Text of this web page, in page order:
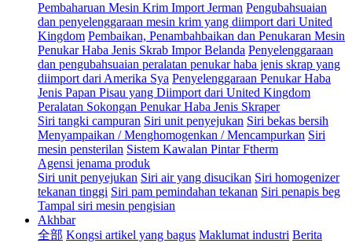
Pembaharuan Mesin Krim Import Jerman Pengubahsuaian
dan penyelenggaraan mesin krim yang diimport dari United
Kingdom Pembaikan, Penambahbaikan dan Penukaran Mesin
Penukar Haba Jenis Skrab Impor Belanda Penyelenggaraan
dan pengubahsuaian peralatan penukar haba jenis skrap yang
diimport dari Amerika Sya Penyelenggaraan Penukar Haba
Jenis Papan Pisau yang Diimport dari United Kingdom
Peralatan Sokongan Penukar Haba Jenis Skraper
Siri tangki campuran Siri unit penyejukan Siri bekas bersih
Menyampaikan / Menghomogenkan / Mencampurkan Siri
mesin pensterilan Sistem Kawalan Pintar Ftherm
Agensi jenama produk
Siri unit penyejukan Siri air yang disucikan Siri homogenizer
tekanan tinggi Siri pam pemindahan tekanan Siri penapis beg
Tampal siri mesin pengisian
Akhbar
全部 Kongsi artikel yang bagus Maklumat industri Berita